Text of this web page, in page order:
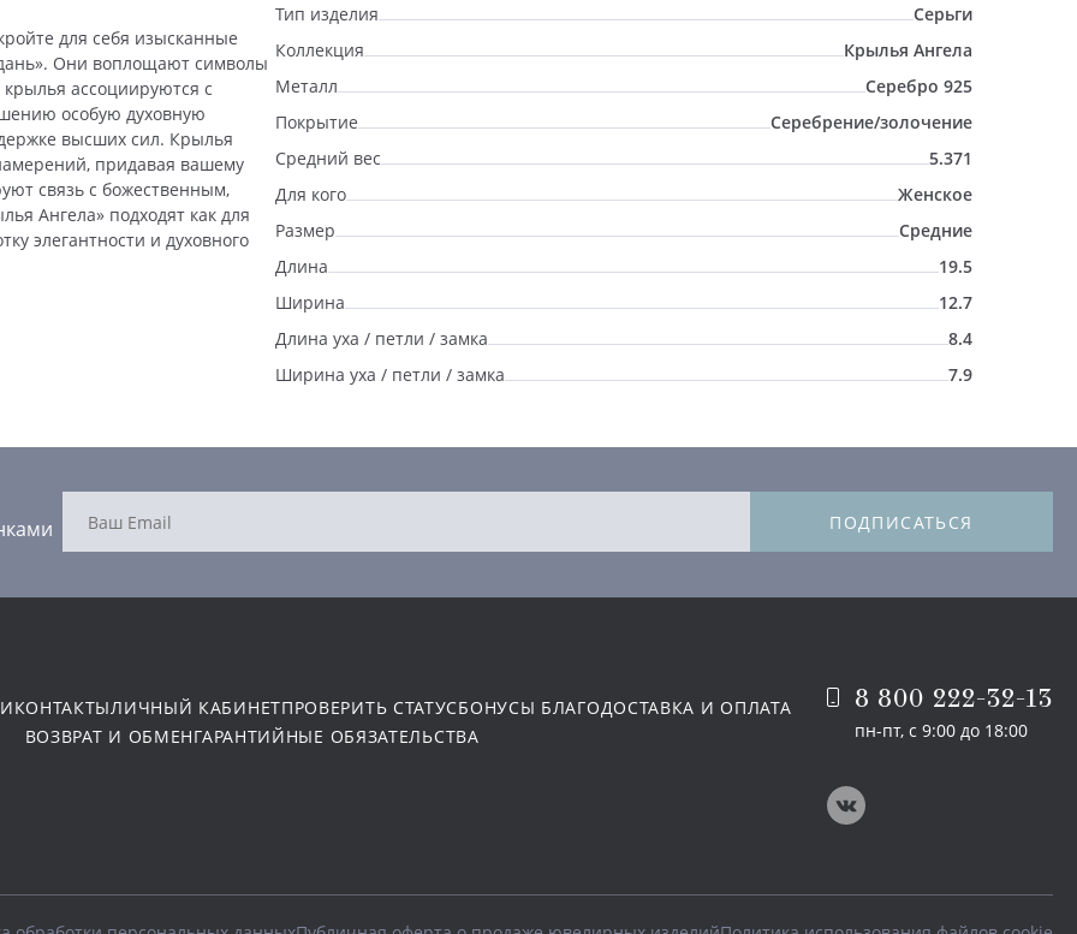
для себя изысканные
Они воплощают символы
ассоциируются с
особую духовную
высших сил. Крылья
придавая вашему
связь с божественным,
Ангела» подходят как для
элегантности и духовного
Тип изделия
Серьги
Коллекция
Крылья Ангела
Металл
Серебро 925
Покрытие
Серебрение/золочение
Средний вес
5.371
Для кого
Женское
Размер
Средние
Длина
19.5
Ширина
12.7
Длина уха / петли / замка
8.4
Ширина уха / петли / замка
7.9
ПОДПИСАТЬСЯ
КОНТАКТЫЛИЧНЫЙ КАБИНЕТПРОВЕРИТЬ СТАТУСБОНУСЫ БЛАГОДОСТАВКА И ОПЛАТА
ВОЗВРАТ И ОБМЕНГАРАНТИЙНЫЕ ОБЯЗАТЕЛЬСТВА
8 800 222-32-13
пн-пт, с 9:00 до 18:00